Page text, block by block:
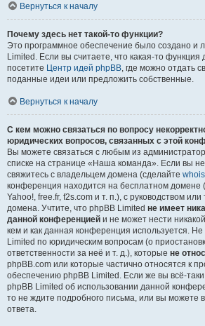
Вернуться к началу
Почему здесь нет такой-то функции?
Это программное обеспечение было создано и
Limited. Если вы считаете, что какая-то
посетите Центр идей phpBB, где можно отдать
поданные идеи или предложить собственные.
Вернуться к началу
С кем можно связаться по вопросу
юридических вопросов, связанных с этой
Вы можете связаться с любым из
списке на странице «Наша команда». Если вы
свяжитесь с владельцем домена (сделайте
конференция находится на бесплатном домене
Yahoo!, free.fr, f2s.com и т. п.), с руководством
домена. Учтите, что phpBB Limited не имеет
данной конференцией и не может нести
кем и как данная конференция используется.
Limited по юридическим вопросам (о
ответственности за неё и т. д.), которые не
phpBB.com или которые частично относятся к
обеспечению phpBB Limited. Если же вы всё-
phpBB Limited об использовании данной
то не ждите подробного письма, или вы можете
ответа.